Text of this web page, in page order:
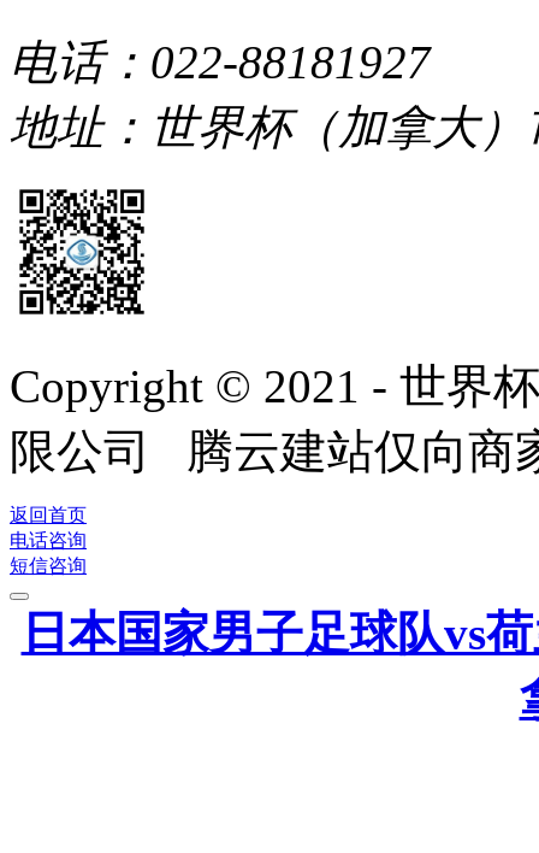
电话：022-88181927
地址：世界杯（加拿大
Copyright © 2021 - 世界
限公司 腾云建站仅向商
返回首页
电话咨询
短信咨询
日本国家男子足球队vs